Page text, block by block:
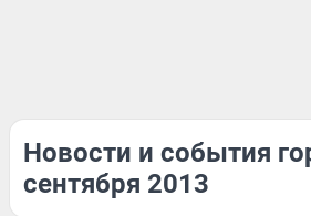
Новости и события
сентября 2013